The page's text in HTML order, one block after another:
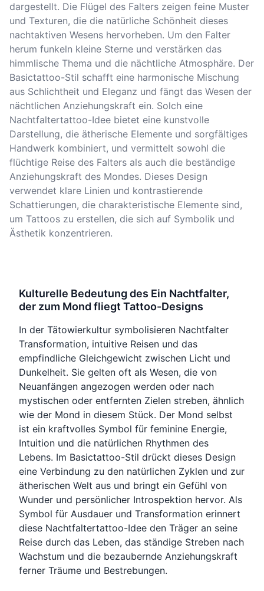
dargestellt. Die Flügel des Falters zeigen feine Muster
und Texturen, die die natürliche Schönheit dieses
nachtaktiven Wesens hervorheben. Um den Falter
herum funkeln kleine Sterne und verstärken das
himmlische Thema und die nächtliche Atmosphäre. Der
Basictattoo-Stil schafft eine harmonische Mischung
aus Schlichtheit und Eleganz und fängt das Wesen der
nächtlichen Anziehungskraft ein. Solch eine
Nachtfaltertattoo-Idee bietet eine kunstvolle
Darstellung, die ätherische Elemente und sorgfältiges
Handwerk kombiniert, und vermittelt sowohl die
flüchtige Reise des Falters als auch die beständige
Anziehungskraft des Mondes. Dieses Design
verwendet klare Linien und kontrastierende
Schattierungen, die charakteristische Elemente sind,
um Tattoos zu erstellen, die sich auf Symbolik und
Ästhetik konzentrieren.
Kulturelle Bedeutung des Ein Nachtfalter,
der zum Mond fliegt Tattoo-Designs
In der Tätowierkultur symbolisieren Nachtfalter
Transformation, intuitive Reisen und das
empfindliche Gleichgewicht zwischen Licht und
Dunkelheit. Sie gelten oft als Wesen, die von
Neuanfängen angezogen werden oder nach
mystischen oder entfernten Zielen streben, ähnlich
wie der Mond in diesem Stück. Der Mond selbst
ist ein kraftvolles Symbol für feminine Energie,
Intuition und die natürlichen Rhythmen des
Lebens. Im Basictattoo-Stil drückt dieses Design
eine Verbindung zu den natürlichen Zyklen und zur
ätherischen Welt aus und bringt ein Gefühl von
Wunder und persönlicher Introspektion hervor. Als
Symbol für Ausdauer und Transformation erinnert
diese Nachtfaltertattoo-Idee den Träger an seine
Reise durch das Leben, das ständige Streben nach
Wachstum und die bezaubernde Anziehungskraft
ferner Träume und Bestrebungen.